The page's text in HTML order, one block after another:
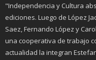
"Independencia y Cultura
ediciones. Luego de López
Saez, Fernando López y
una cooperativa de trabajo
actualidad la integran